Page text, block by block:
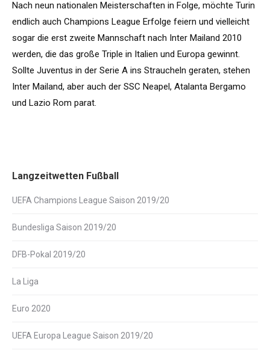
Nach neun nationalen Meisterschaften in Folge, möchte Turin
endlich auch Champions League Erfolge feiern und vielleicht
sogar die erst zweite Mannschaft nach Inter Mailand 2010
werden, die das große Triple in Italien und Europa gewinnt.
Sollte Juventus in der Serie A ins Straucheln geraten, stehen
Inter Mailand, aber auch der SSC Neapel, Atalanta Bergamo
und Lazio Rom parat.
Langzeitwetten Fußball
UEFA Champions League Saison 2019/20
Bundesliga Saison 2019/20
DFB-Pokal 2019/20
La Liga
Euro 2020
UEFA Europa League Saison 2019/20